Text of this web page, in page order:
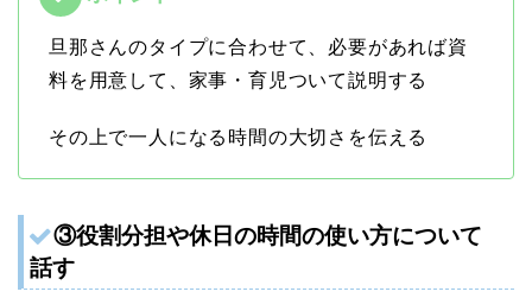
旦那さんのタイプに合わせて、必要があれば資
料を用意して、家事・育児ついて説明する
その上で一人になる時間の大切さを伝える
③役割分担や休日の時間の使い方について
話す